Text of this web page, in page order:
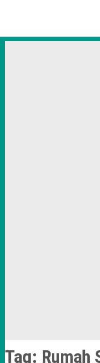
Tag: Rumah